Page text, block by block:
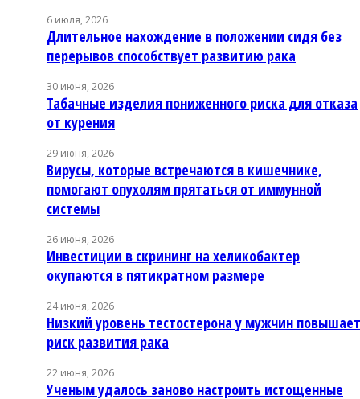
6 июля, 2026
Длительное нахождение в положении сидя без
перерывов способствует развитию рака
30 июня, 2026
Табачные изделия пониженного риска для отказа
от курения
29 июня, 2026
Вирусы, которые встречаются в кишечнике,
помогают опухолям прятаться от иммунной
системы
26 июня, 2026
Инвестиции в скрининг на хеликобактер
окупаются в пятикратном размере
24 июня, 2026
Низкий уровень тестостерона у мужчин повышает
риск развития рака
22 июня, 2026
Ученым удалось заново настроить истощенные